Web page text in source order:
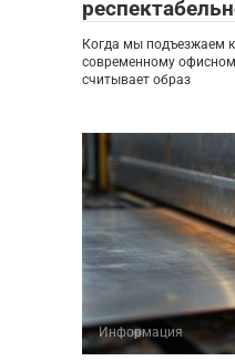
Когда мы подъезжаем
современному
считывает образ
Информация